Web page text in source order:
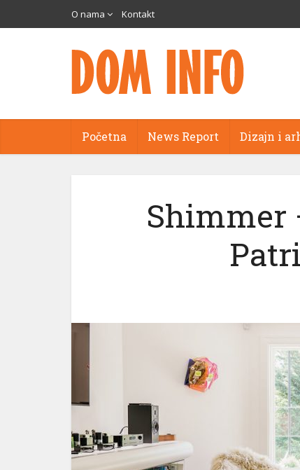
O nama Kontakt
Početna News Report Dizajn i
Shimmer